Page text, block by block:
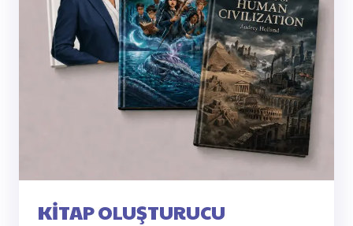
KITAP OLUŞTURUCU